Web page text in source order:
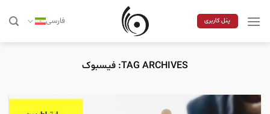
پنل کاربری فارسی
TAG ARCHIVES: فیسبوک